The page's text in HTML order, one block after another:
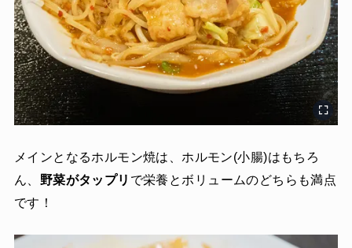
メインとなるホルモン焼は、ホルモン(小腸)はもちろ
ん、 野菜がタップリ で栄養とボリュームのどちらも満点
です！